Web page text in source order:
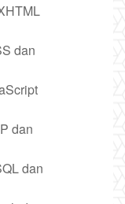
dan
dan
dan